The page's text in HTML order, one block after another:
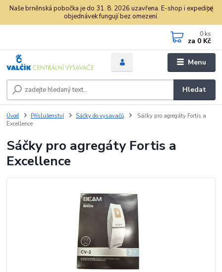
Naše brněnská pobočka je do 31. 8. 2026 uzavřena. E-shop i expedice
objednávek fungují bez omezení.
Menu
Hledat
0 ks
za 0 Kč
Úvod Příslušenství Sáčky do vysavačů
Sáčky pro agregáty Fortis a
Excellence
Sáčky pro agregáty Fortis a
Excellence